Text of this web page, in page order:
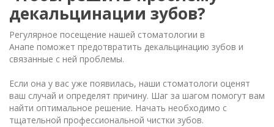
декальцинации зубов?
Регулярное посещение нашей стоматологии в
Анапе поможет предотвратить декальцинацию зубов и
связанные с ней проблемы.
Если она у вас уже появилась, наши стоматологи оценят
ваш случай и определят причину. Шаг за шагом помогут вам
найти оптимальное решение. Начать необходимо с
тщательной профессиональной чистки зубов.